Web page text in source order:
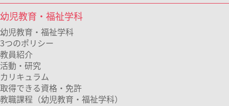
幼児教育・福祉学科
幼児教育・福祉学科
3つのポリシー
教員紹介
活動・研究
カリキュラム
取得できる資格・免許
教職課程（幼児教育・福祉学科）